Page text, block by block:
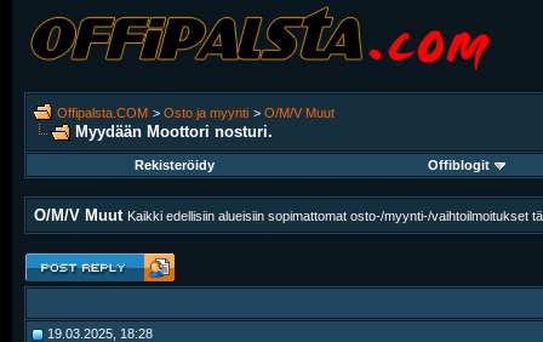
Offipalsta.COM > Osto ja myynti > O/M/V Muut
Myydään Moottori nosturi.
Rekisteröidy Offiblogit
O/M/V Muut Kaikki edellisiin alueisiin sopimattomat osto-/myynti-/vaihtoilmoitukset
19.03.2025, 18:28